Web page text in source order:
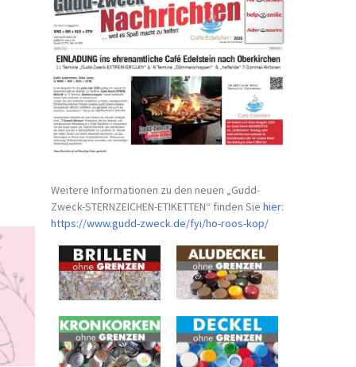
Weitere Informationen zu den neuen „Gudd-
Zweck-STERNZEICHEN-ETIKETTEN“ finden Siehier:
https://www.gudd-zweck.de/fyi/ho-roos-kop/